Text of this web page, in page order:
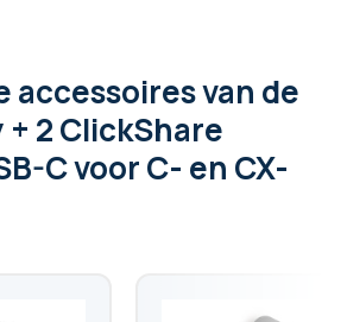
accessoiresvan de
+ 2 ClickShare
C voor C- en CX-